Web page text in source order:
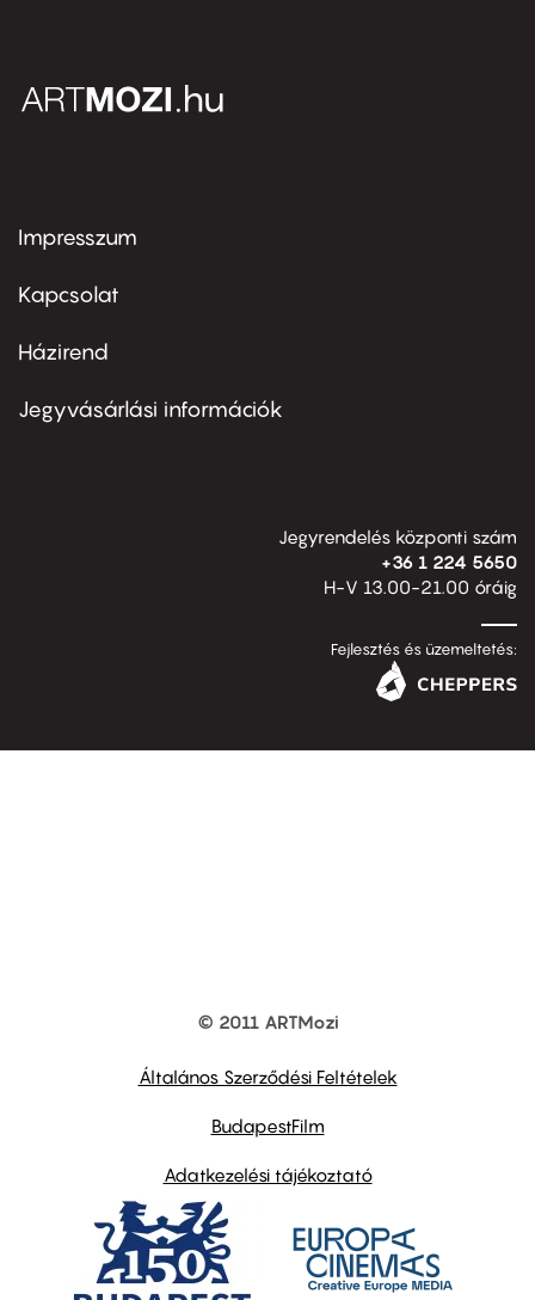
Footer
first
Impresszum
Kapcsolat
Footer
second
Házirend
Jegyvásárlási információk
Jegyrendelés központi szám
+36 1 224 5650
H-V 13.00-21.00 óráig
Fejlesztés és üzemeltetés:
© 2011 ARTMozi
Általános Szerződési Feltételek
BudapestFilm
Adatkezelési tájékoztató